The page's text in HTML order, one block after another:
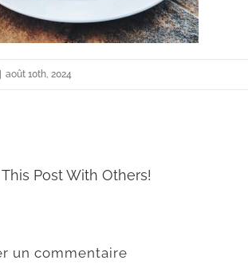
| août 10th, 2024
Post With Others!
un commentaire